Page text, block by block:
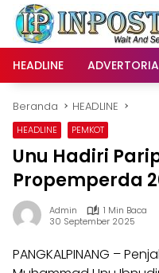
Langsung
konten
HEADLINE
Beranda HEADLINE
HEADLINE PEMKOT
Unu Hadiri
Propemperda
Admin
1 Min Baca
30 September 2025
PANGKALPINANG –